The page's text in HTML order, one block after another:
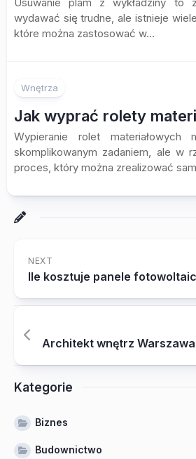
wydawać się trudne, ale istnieje
które można zastosować w...
Wnętrza
Jak wyprać rolety
Wypieranie rolet materiałowych
skomplikowanym zadaniem, ale w
proces, który można zrealizować
NEXT
Ile kosztuje panele
Architekt wnętrz Warszawa
Kategorie
Biznes
Budownictwo